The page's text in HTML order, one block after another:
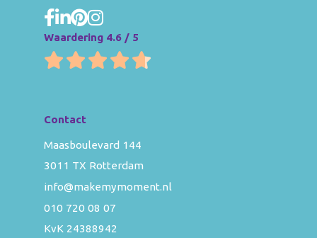
Waardering 4.6 / 5
Contact
Maasboulevard 144
3011 TX Rotterdam
info@makemymoment.nl
010 720 08 07
KvK 24388942